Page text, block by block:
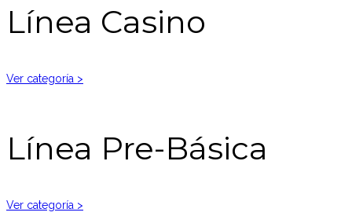
Línea Casino
Ver categoría >
Línea Pre-Básica
Ver categoría >